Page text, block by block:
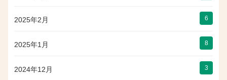
2025年2月 6
2025年1月 8
2024年12月 3